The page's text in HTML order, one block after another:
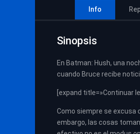
Info
Sinopsis
En Batman: Hush, una
cuando Bruce recibe
[expand title=»Continuar
Como siempre se excusa
embargo, las cosas